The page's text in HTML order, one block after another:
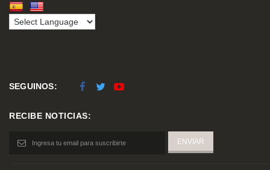
SEGUINOS:
RECIBE NOTICIAS: